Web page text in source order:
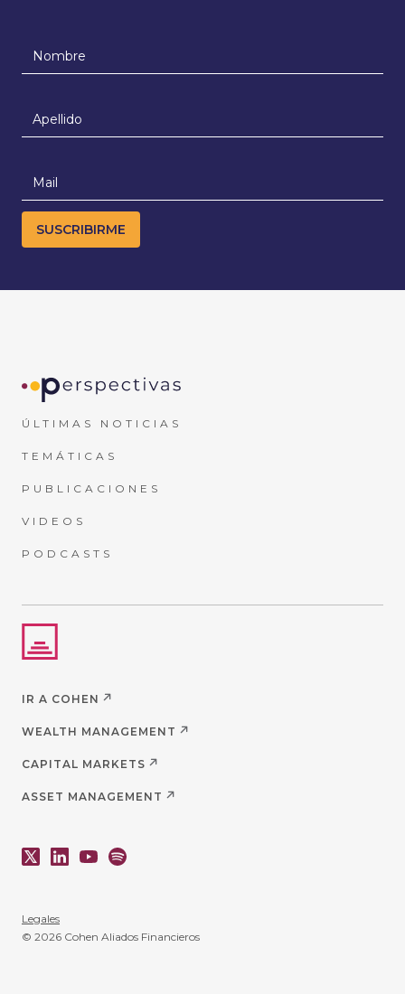
ÚLTIMAS NOTICIAS
TEMÁTICAS
PUBLICACIONES
VIDEOS
PODCASTS
IR A COHEN
WEALTH MANAGEMENT
CAPITAL MARKETS
ASSET MANAGEMENT
Legales
© 2026 Cohen Aliados Financieros